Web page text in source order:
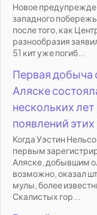
Новое
западного
после того, как
разнообразия
51 кит уже погиб...
Первая добыча
Аляске
нескольких
появлений
Когда Уэстин
первым
Аляске, добывшим
возможно, оказал
мулы, более
Скалистых гор...